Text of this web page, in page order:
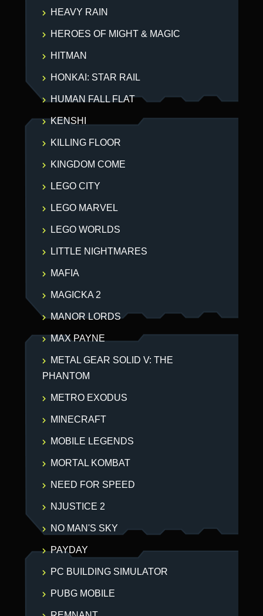
HEAVY RAIN
HEROES OF MIGHT & MAGIC
HITMAN
HONKAI: STAR RAIL
HUMAN FALL FLAT
KENSHI
KILLING FLOOR
KINGDOM COME
LEGO CITY
LEGO MARVEL
LEGO WORLDS
LITTLE NIGHTMARES
MAFIA
MAGICKA 2
MANOR LORDS
MAX PAYNE
METAL GEAR SOLID V: THE
PHANTOM
METRO EXODUS
MINECRAFT
MOBILE LEGENDS
MORTAL KOMBAT
NEED FOR SPEED
NJUSTICE 2
NO MAN'S SKY
PAYDAY
PC BUILDING SIMULATOR
PUBG MOBILE